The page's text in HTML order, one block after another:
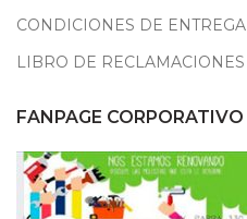
CONDICIONES DE ENTREGA
LIBRO DE RECLAMACIONES
FANPAGE CORPORATIVO